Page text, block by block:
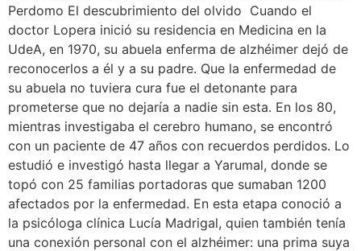
Perdomo El descubrimiento del olvido Cuando el
doctor Lopera inició su residencia en Medicina en la
UdeA, en 1970, su abuela enferma de alzhéimer dejó de
reconocerlos a él y a su padre. Que la enfermedad de
su abuela no tuviera cura fue el detonante para
prometerse que no dejaría a nadie sin esta. En los 80,
mientras investigaba el cerebro humano, se encontró
con un paciente de 47 años con recuerdos perdidos. Lo
estudió e investigó hasta llegar a Yarumal, donde se
topó con 25 familias portadoras que sumaban 1200
afectados por la enfermedad. En esta etapa conoció a
la psicóloga clínica Lucía Madrigal, quien también tenía
una conexión personal con el alzhéimer: una prima suya